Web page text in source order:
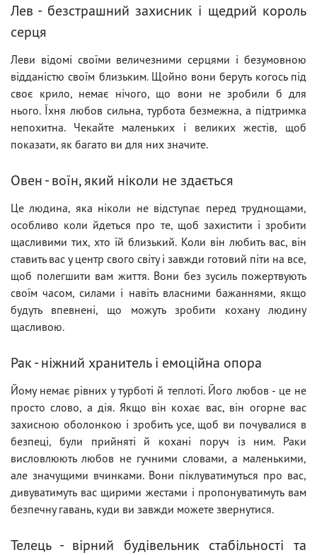
Лев - безстрашний захисник і щедрий король
серця
Леви відомі своїми величезними серцями і безумовною
відданістю своїм близьким. Щойно вони беруть когось під
своє крило, немає нічого, що вони не зробили б для
нього. Їхня любов сильна, турбота безмежна, а підтримка
непохитна. Чекайте маленьких і великих жестів, щоб
показати, як багато ви для них значите.
Овен - воїн, який ніколи не здається
Це людина, яка ніколи не відступає перед труднощами,
особливо коли йдеться про те, щоб захистити і зробити
щасливими тих, хто їй близький. Коли він любить вас, він
ставить вас у центр свого світу і завжди готовий піти на все,
щоб полегшити вам життя. Вони без зусиль пожертвують
своїм часом, силами і навіть власними бажаннями, якщо
будуть впевнені, що можуть зробити кохану людину
щасливою.
Рак - ніжний хранитель і емоційна опора
Йому немає рівних у турботі й теплоті. Його любов - це не
просто слово, а дія. Якщо він кохає вас, він огорне вас
захисною оболонкою і зробить усе, щоб ви почувалися в
безпеці, були прийняті й кохані поруч із ним. Раки
висловлюють любов не гучними словами, а маленькими,
але значущими вчинками. Вони піклуватимуться про вас,
дивуватимуть вас щирими жестами і пропонуватимуть вам
безпечну гавань, куди ви завжди можете звернутися.
Телець - вірний будівельник стабільності та